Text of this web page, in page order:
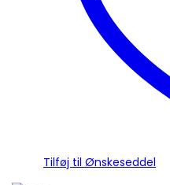
Tilføj til Ønskeseddel